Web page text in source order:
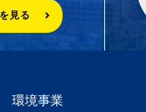
見る
環境事業